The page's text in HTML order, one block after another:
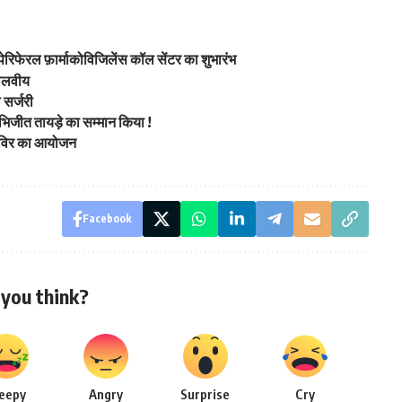
फ़ार्माकोविजिलेंस कॉल सेंटर का शुभारंभ
तायड़े का सम्मान किया !
का आयोजन
Facebook
think?
Angry Surprise Cry